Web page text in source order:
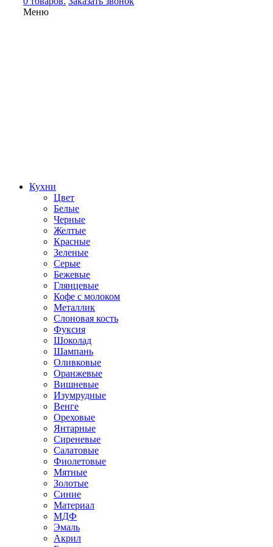
Меню
Кухни
Цвет
Белые
Черные
Желтые
Красные
Зеленые
Серые
Бежевые
Глянцевые
Кофе с молоком
Металлик
Слоновая кость
Фуксия
Шоколад
Шампань
Оливковые
Оранжевые
Вишневые
Изумрудные
Венге
Ореховые
Янтарные
Сиреневые
Салатовые
Фиолетовые
Мятные
Золотые
Синие
Материал
МДФ
Эмаль
Акрил